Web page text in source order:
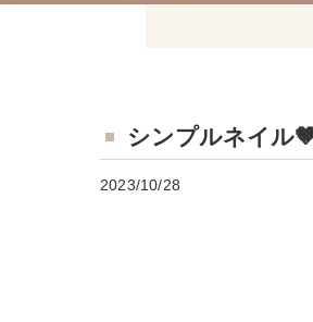
シンプルネイル
2023/10/28